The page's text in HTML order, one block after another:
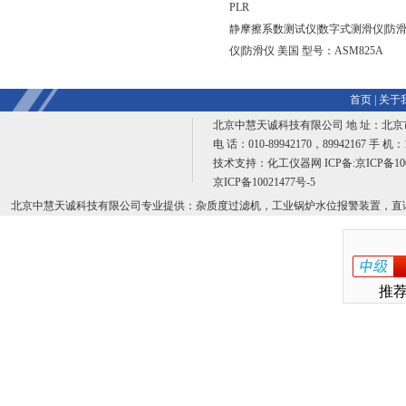
PLR
静摩擦系数测试仪|数字式测滑仪|防
仪|防滑仪 美国 型号：ASM825A
首页|
关于
北京中慧天诚科技有限公司 地 址：北
电 话：010-89942170，89942167 手 机
技术支持： 化工仪器网 ICP备:京ICP备
京ICP备10021477号-5
北京中慧天诚科技有限公司专业提供：杂质度过滤机，工业锅炉水位报警装置，
推